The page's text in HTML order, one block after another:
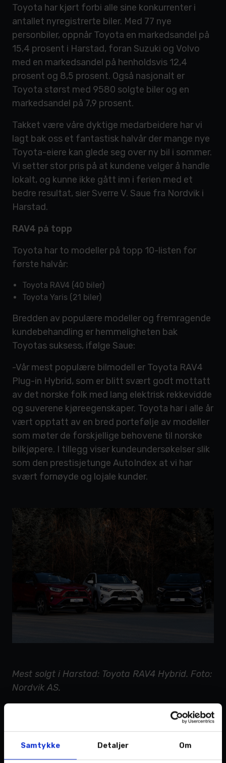
Samtykke Detaljer Om
Toyota har kjørt forbi alle sine konkurrenter i
antallet nyregistrerte biler. Med 77 nye
personbiler, oppnår Toyota en markedsandel på
15,4 prosent i Harstad, foran Suzuki og Volvo
med en markedsandel på henholdsvis 12,4
prosent og 8,5 prosent. Også nasjonalt er
Toyota størst med 9580 solgte biler og en
markedsandel på 7,9 prosent.
Takket være våre dyktige medarbeidere har vi
lagt bak oss et fantastisk halvår der mange nye
Toyota-eiere kan glede seg over ny bil i sommer.
Vi setter stor pris på at kundene velger å handle
lokalt, og kunne ikke gått inn i ferien med et
bedre resultat, sier Sverre V. Saue fra Nordvik i
Harstad.
RAV4 på topp
Toyota har to modeller på topp 10-listen for
første halvår:
Toyota RAV4 (40 biler)
Toyota Yaris (21 biler)
Bredden av populære modeller og fremragende
kundebehandling er hemmeligheten bak
Toyotas suksess, ifølge Saue:
-Vår mest populære bilmodell er Toyota RAV4
Plug-in Hybrid, som er blitt svært godt mottatt
av det norske folk med lang elektrisk rekkevidde
og suverene kjøreegenskaper. Toyota har i alle år
vært opptatt av en bred portefølje av modeller
som møter de forskjellige behovene til norske
bilkjøpere. I tillegg viser kundeundersøkelser slik
som den prestisjetunge AutoIndex at vi har
svært fornøyde og lojale kunder.
Mest solgt i Harstad: Toyota RAV4 Hybrid. Foto:
Nordvik AS.
Nasjonalt er det spesielt innen varebil at
Toyotas salgsstatistikk overrasker resten av
bransjen med 3810 biler i første halvår. Vi må